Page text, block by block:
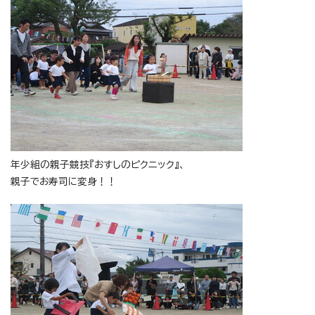
年少組の親子競技『おすしのピクニック』、
親子でお寿司に変身！！